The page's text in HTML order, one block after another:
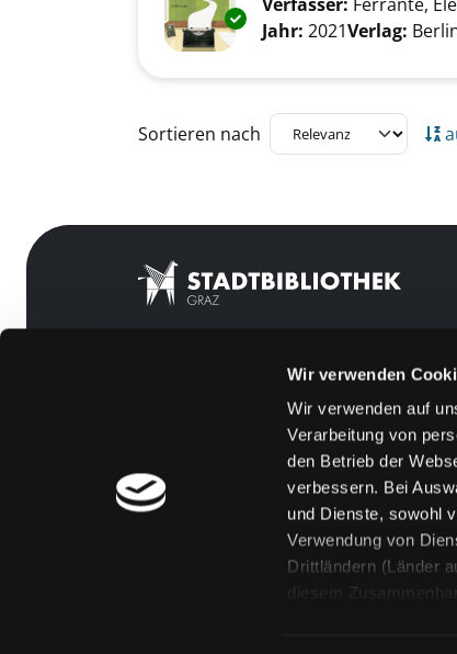
Wir verwenden
Wir verwenden auf
Verarbeitung von
den Betrieb der
verbessern. Bei
und Dienste, sowohl
Verwendung von
Drittländern (Länder
diesem
Exemplar-Details von
Jahr: 2021Verlag:
Zu den Suchfiltern springen
Sortieren nach
[kju:b]
Feedback
Kontakt
Über uns
Jobs
FAQs